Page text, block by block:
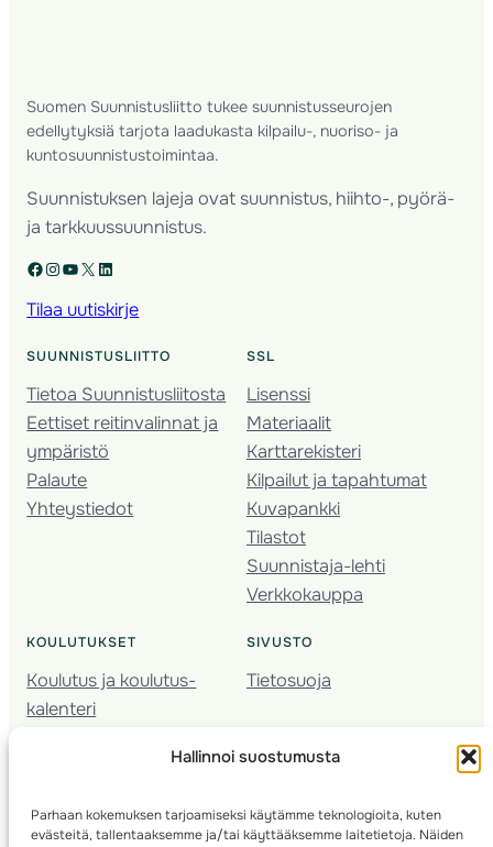
Hallinnoi suostumusta
Parhaan kokemuksen tarjoamiseksi käytämme teknologioita, kuten
evästeitä, tallentaaksemme ja/tai käyttääksemme laitetietoja. Näiden
Suomen Suunnistusliitto tukee suunnistusseurojen
edellytyksiä tarjota laadukasta kilpailu-, nuoriso- ja
kuntosuunnistustoimintaa.
Suunnistuksen lajeja ovat suunnistus, hiihto-, pyörä-
ja tarkkuussuunnistus.
Facebook Instagram YouTube X LinkedIn
Tilaa uutiskirje
SUUNNISTUSLIITTO
Tietoa Suunnistusliitosta
Eettiset reitinvalinnat ja
ympäristö
Palaute
Yhteystiedot
SSL
Lisenssi
Materiaalit
Karttarekisteri
Kilpailut ja tapahtumat
Kuvapankki
Tilastot
Suunnistaja-lehti
Verkkokauppa
KOULUTUKSET
Koulutus ja koulutus­
kalenteri
Seura­kehittäminen
Kartoitus
SIVUSTO
Tietosuoja